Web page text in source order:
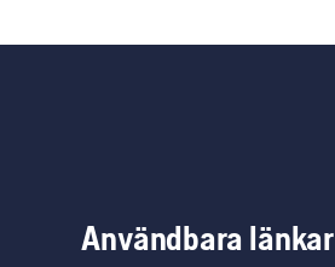
Användbara länkar